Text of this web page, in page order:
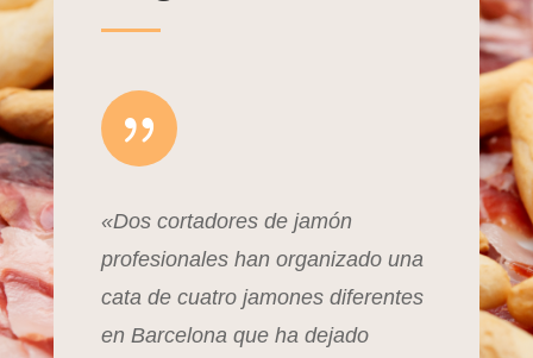
{
«Dos cortadores de jamón
profesionales han organizado una
cata de cuatro jamones diferentes
en Barcelona que ha dejado